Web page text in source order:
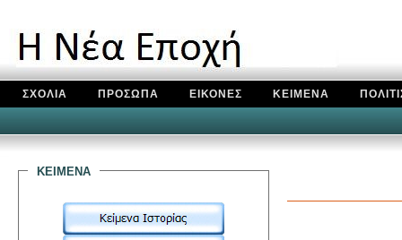
ΣΧΟΛΙΑ ΠΡΟΣΩΠΑ ΕΙΚΟΝΕΣ ΚΕΙΜΕΝΑ
κειμενα